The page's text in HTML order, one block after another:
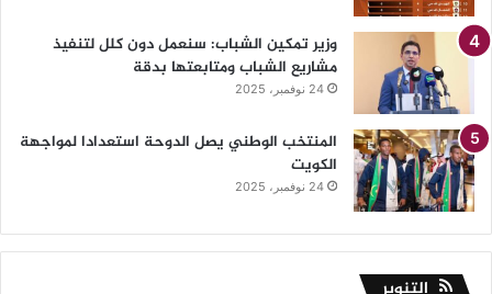
وزير تمكين الشباب: سنعمل دون كلل لتنفيذ
مشاريع الشباب ومتابعتها بدقة
24 نوفمبر، 2025
المنتخب الوطني يصل الدوحة استعدادا لمواجهة
الكويت
24 نوفمبر، 2025